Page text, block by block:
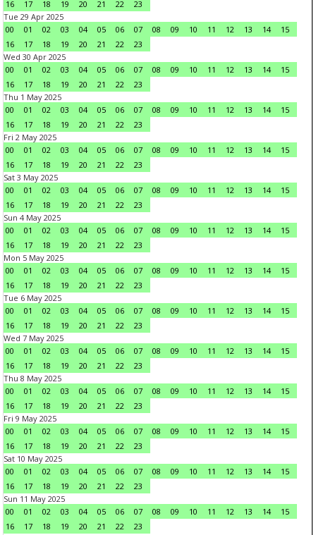
16 17 18 19 20 21 22
23
Tue 29 Apr 2025
00
01 02 03 04 05 06 07 08 09 10 11 12 13 14
15
16
17 18 19 20 21 22
23
Wed 30 Apr 2025
00
01 02 03 04 05 06 07 08 09 10 11 12 13 14
15
16
17 18 19 20 21 22
23
Thu 1 May 2025
00
01 02 03 04 05 06 07 08 09 10 11 12 13 14
15
16
17 18 19 20 21 22
23
Fri 2 May 2025
00
01 02 03 04 05 06 07 08 09 10 11 12 13 14
15
16
17 18 19 20 21 22
23
Sat 3 May 2025
00
01 02 03 04 05 06 07 08 09 10 11 12 13 14
15
16
17 18 19 20 21 22
23
Sun 4 May 2025
00
01 02 03 04 05 06 07 08 09 10 11 12 13 14
15
16
17 18 19 20 21 22
23
Mon 5 May 2025
00
01 02 03 04 05 06 07 08 09 10 11 12 13 14
15
16
17 18 19 20 21 22
23
Tue 6 May 2025
00
01 02 03 04 05 06 07 08 09 10 11 12 13 14
15
16
17 18 19 20 21 22
23
Wed 7 May 2025
00
01 02 03 04 05 06 07 08 09 10 11 12 13 14
15
16
17 18 19 20 21 22
23
Thu 8 May 2025
00
01 02 03 04 05 06 07 08 09 10 11 12 13 14
15
16
17 18 19 20 21 22
23
Fri 9 May 2025
00
01 02 03 04 05 06 07 08 09 10 11 12 13 14
15
16
17 18 19 20 21 22
23
Sat 10 May 2025
00
01 02 03 04 05 06 07 08 09 10 11 12 13 14
15
16
17 18 19 20 21 22
23
Sun 11 May 2025
00
01 02 03 04 05 06 07 08 09 10 11 12 13 14
15
16
17 18 19 20 21 22
23